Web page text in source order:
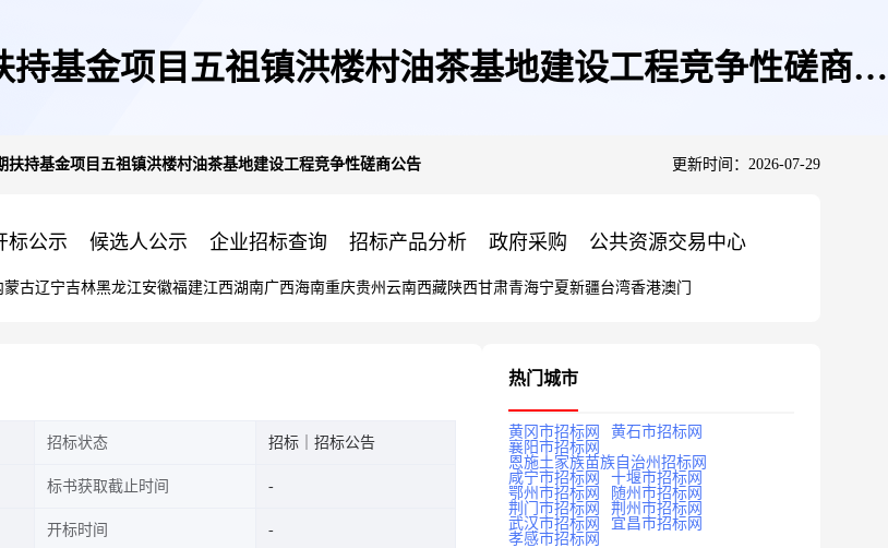
基金项目五祖镇洪楼村油茶基地建设工程竞争性磋商公
扶持基金项目五祖镇洪楼村油茶基地建设工程竞争性磋商公告 更新时间：2026-07-29
标公示 候选人公示 企业招标查询 招标产品分析 政府采购 公共资源交易中心
蒙古辽宁吉林黑龙江安徽福建江西湖南广西海南重庆贵州 云南西藏陕西甘肃青海宁夏新疆台湾香港澳门
招标状态 招标｜招标公告
标书获取截止时间
开标时间
热门城市
黄冈市招标网
黄石市招标网
襄阳市招标网
恩施土家族苗族自治州招标网
咸宁市招标网
十堰市招标网
鄂州市招标网
随州市招标网
荆门市招标网
荆州市招标网
武汉市招标网
宜昌市招标网
孝感市招标网